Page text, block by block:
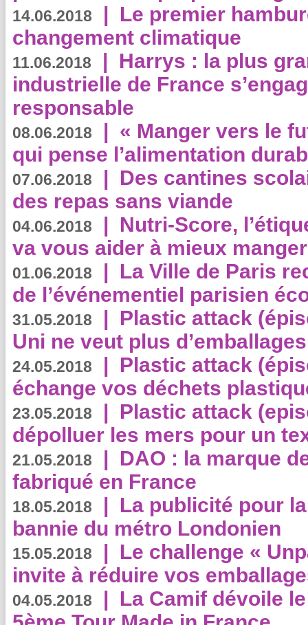
14.06.2018 | Le premier
changement climatique
11.06.2018 | Harrys : la plus
industrielle de France
responsable
08.06.2018 | « Manger vers le
qui pense l’alimentation
07.06.2018 | Des cantines
des repas sans viande
04.06.2018 | Nutri-Score,
va vous aider à mieux
01.06.2018 | La Ville de Paris
de l’événementiel parisien
31.05.2018 | Plastic attack
Uni ne veut plus
24.05.2018 | Plastic attack
échange vos déchets
23.05.2018 | Plastic attack
dépolluer les mers pour un
21.05.2018 | DAO : la marque
fabriqué en France
18.05.2018 | La publicité pour
bannie du métro Londonien
15.05.2018 | Le challenge «
invite à réduire vos
04.05.2018 | La Camif dévoile